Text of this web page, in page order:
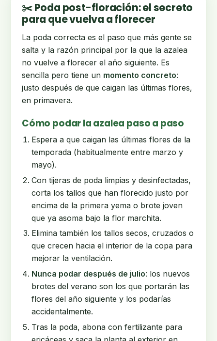
✂️ Poda post-floración: el secreto
para que vuelva a florecer
La poda correcta es el paso que más gente se
salta y la razón principal por la que la azalea
no vuelve a florecer el año siguiente. Es
sencilla pero tiene un momento concreto:
justo después de que caigan las últimas flores,
en primavera.
Cómo podar la azalea paso a paso
Espera a que caigan las últimas flores de la
temporada (habitualmente entre marzo y
mayo).
Con tijeras de poda limpias y desinfectadas,
corta los tallos que han florecido justo por
encima de la primera yema o brote joven
que ya asoma bajo la flor marchita.
Elimina también los tallos secos, cruzados o
que crecen hacia el interior de la copa para
mejorar la ventilación.
Nunca podar después de julio: los nuevos
brotes del verano son los que portarán las
flores del año siguiente y los podarías
accidentalmente.
Tras la poda, abona con fertilizante para